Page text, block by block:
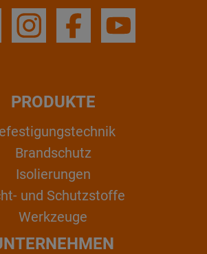
PRODUKTE
Brandschutz
Isolierungen
und Schutzstoffe
Werkzeuge